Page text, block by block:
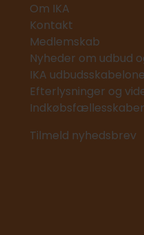
Om IKA
Kontakt
Medlemskab
Nyheder om udbud
IKA
Efterlysninger og
Indkøbsfællesskaber
Tilmeld nyhedsbrev